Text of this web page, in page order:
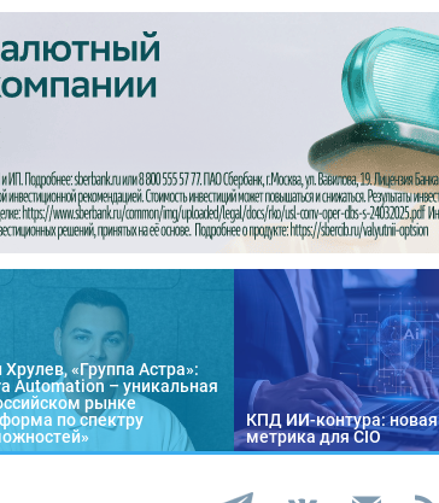
Хрулев, «Группа Астра»:
Automation – уникальная
рынке
по спектру
КПД ИИ-контура: новая
метрика для CIO